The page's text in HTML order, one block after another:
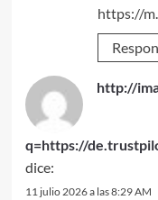
https://
http://
q=https://
dice:
11 julio 2026 a las 8:29 AM